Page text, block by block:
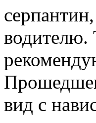
водителю.
вид с